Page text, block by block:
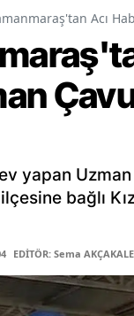
Acı
yapan
bağlı
EDİTÖR: Sema AKÇAKALE